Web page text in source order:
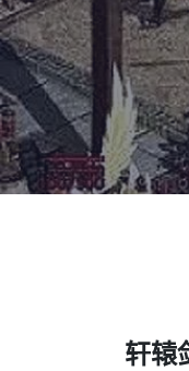
轩辕